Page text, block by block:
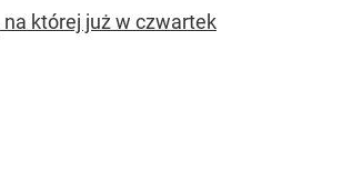
której już w czwartek